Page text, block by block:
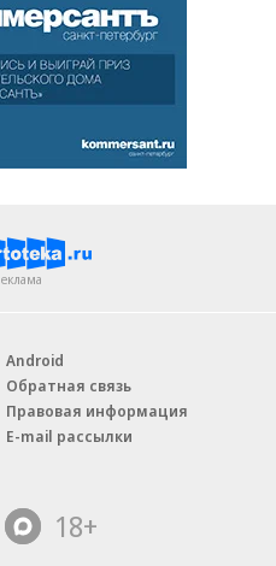
Android
Обратная связь
Правовая информация
E-mail рассылки
18+